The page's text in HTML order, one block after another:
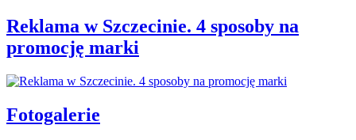
Reklama w Szczecinie. 4 sposoby na
promocję marki
Fotogalerie